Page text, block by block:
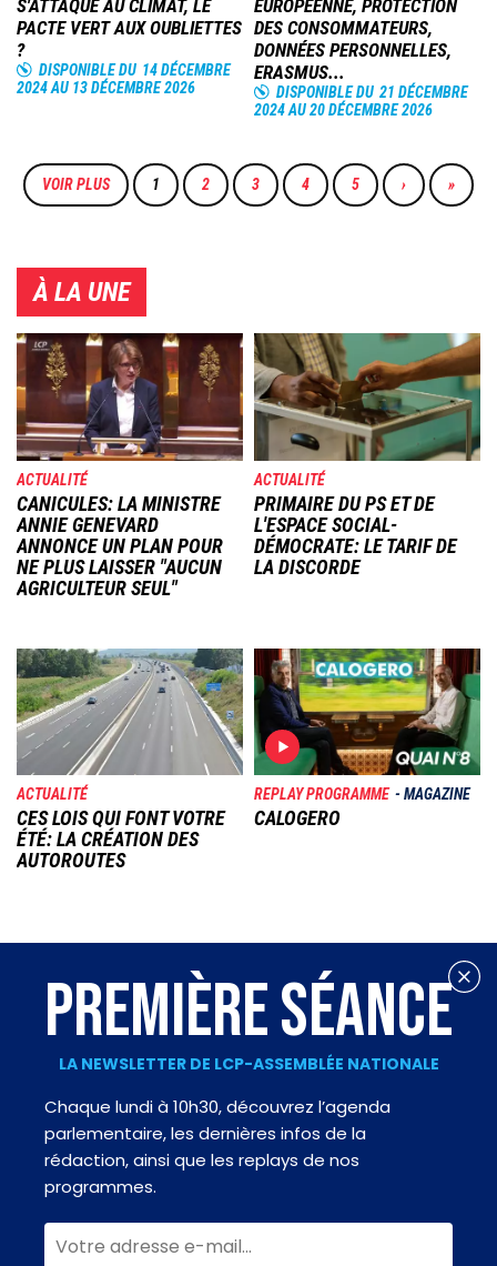
S'ATTAQUE AU CLIMAT, LE
PACTE VERT AUX OUBLIETTES
?
DISPONIBLE DU 14 DÉCEMBRE
2024AU 13 DÉCEMBRE 2026
EUROPÉENNE, PROTECTION
DES CONSOMMATEURS,
DONNÉES PERSONNELLES,
ERASMUS...
DISPONIBLE DU 21 DÉCEMBRE
2024AU20 DÉCEMBRE 2026
Pagination
VOIR PLUS
PAGE
COURANTE
1 PAGE
2 PAGE
3 PAGE
4 PAGE
5
PAGE
SUIVANTE
›
PAGE
»
À LA UNE
Image
ACTUALITÉ
CANICULES: LA MINISTRE
ANNIE GENEVARD
ANNONCE UN PLAN POUR
NE PLUS LAISSER "AUCUN
AGRICULTEUR SEUL"
Image
ACTUALITÉ
PRIMAIRE DU PS ET DE
L'ESPACE SOCIAL-
DÉMOCRATE: LE TARIF DE
LA DISCORDE
Image
ACTUALITÉ
CES LOIS QUI FONT VOTRE
ÉTÉ: LA CRÉATION DES
AUTOROUTES
Image
REPLAY PROGRAMME MAGAZINE
CALOGERO
PREMIÈRE SÉANCE
LA NEWSLETTER DE LCP-ASSEMBLÉE NATIONALE
Chaque lundi à 10h30, découvrez l’agenda
parlementaire, les dernières infos de la
rédaction, ainsi que les replays de nos
programmes.